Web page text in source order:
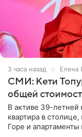
3 часа назад Елена
СМИ: Кети
общей
В активе 39-
квартира в
Горе и